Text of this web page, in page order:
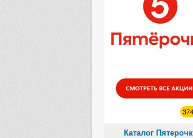
Каталог